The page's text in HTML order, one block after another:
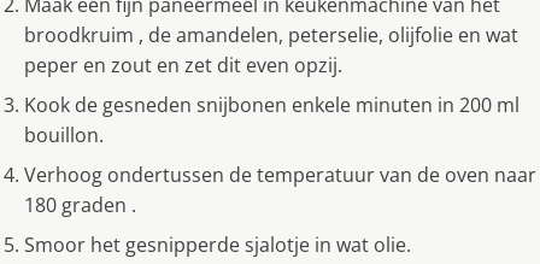
broodkruim , de amandelen, peterselie, olĳfolie en wat
peper en zout en zet dit even opzĳ.
Kook de gesneden snĳbonen enkele minuten in 200 ml
bouillon.
Verhoog ondertussen de temperatuur van de oven naar
180 graden .
Smoor het gesnipperde sjalotje in wat olie.